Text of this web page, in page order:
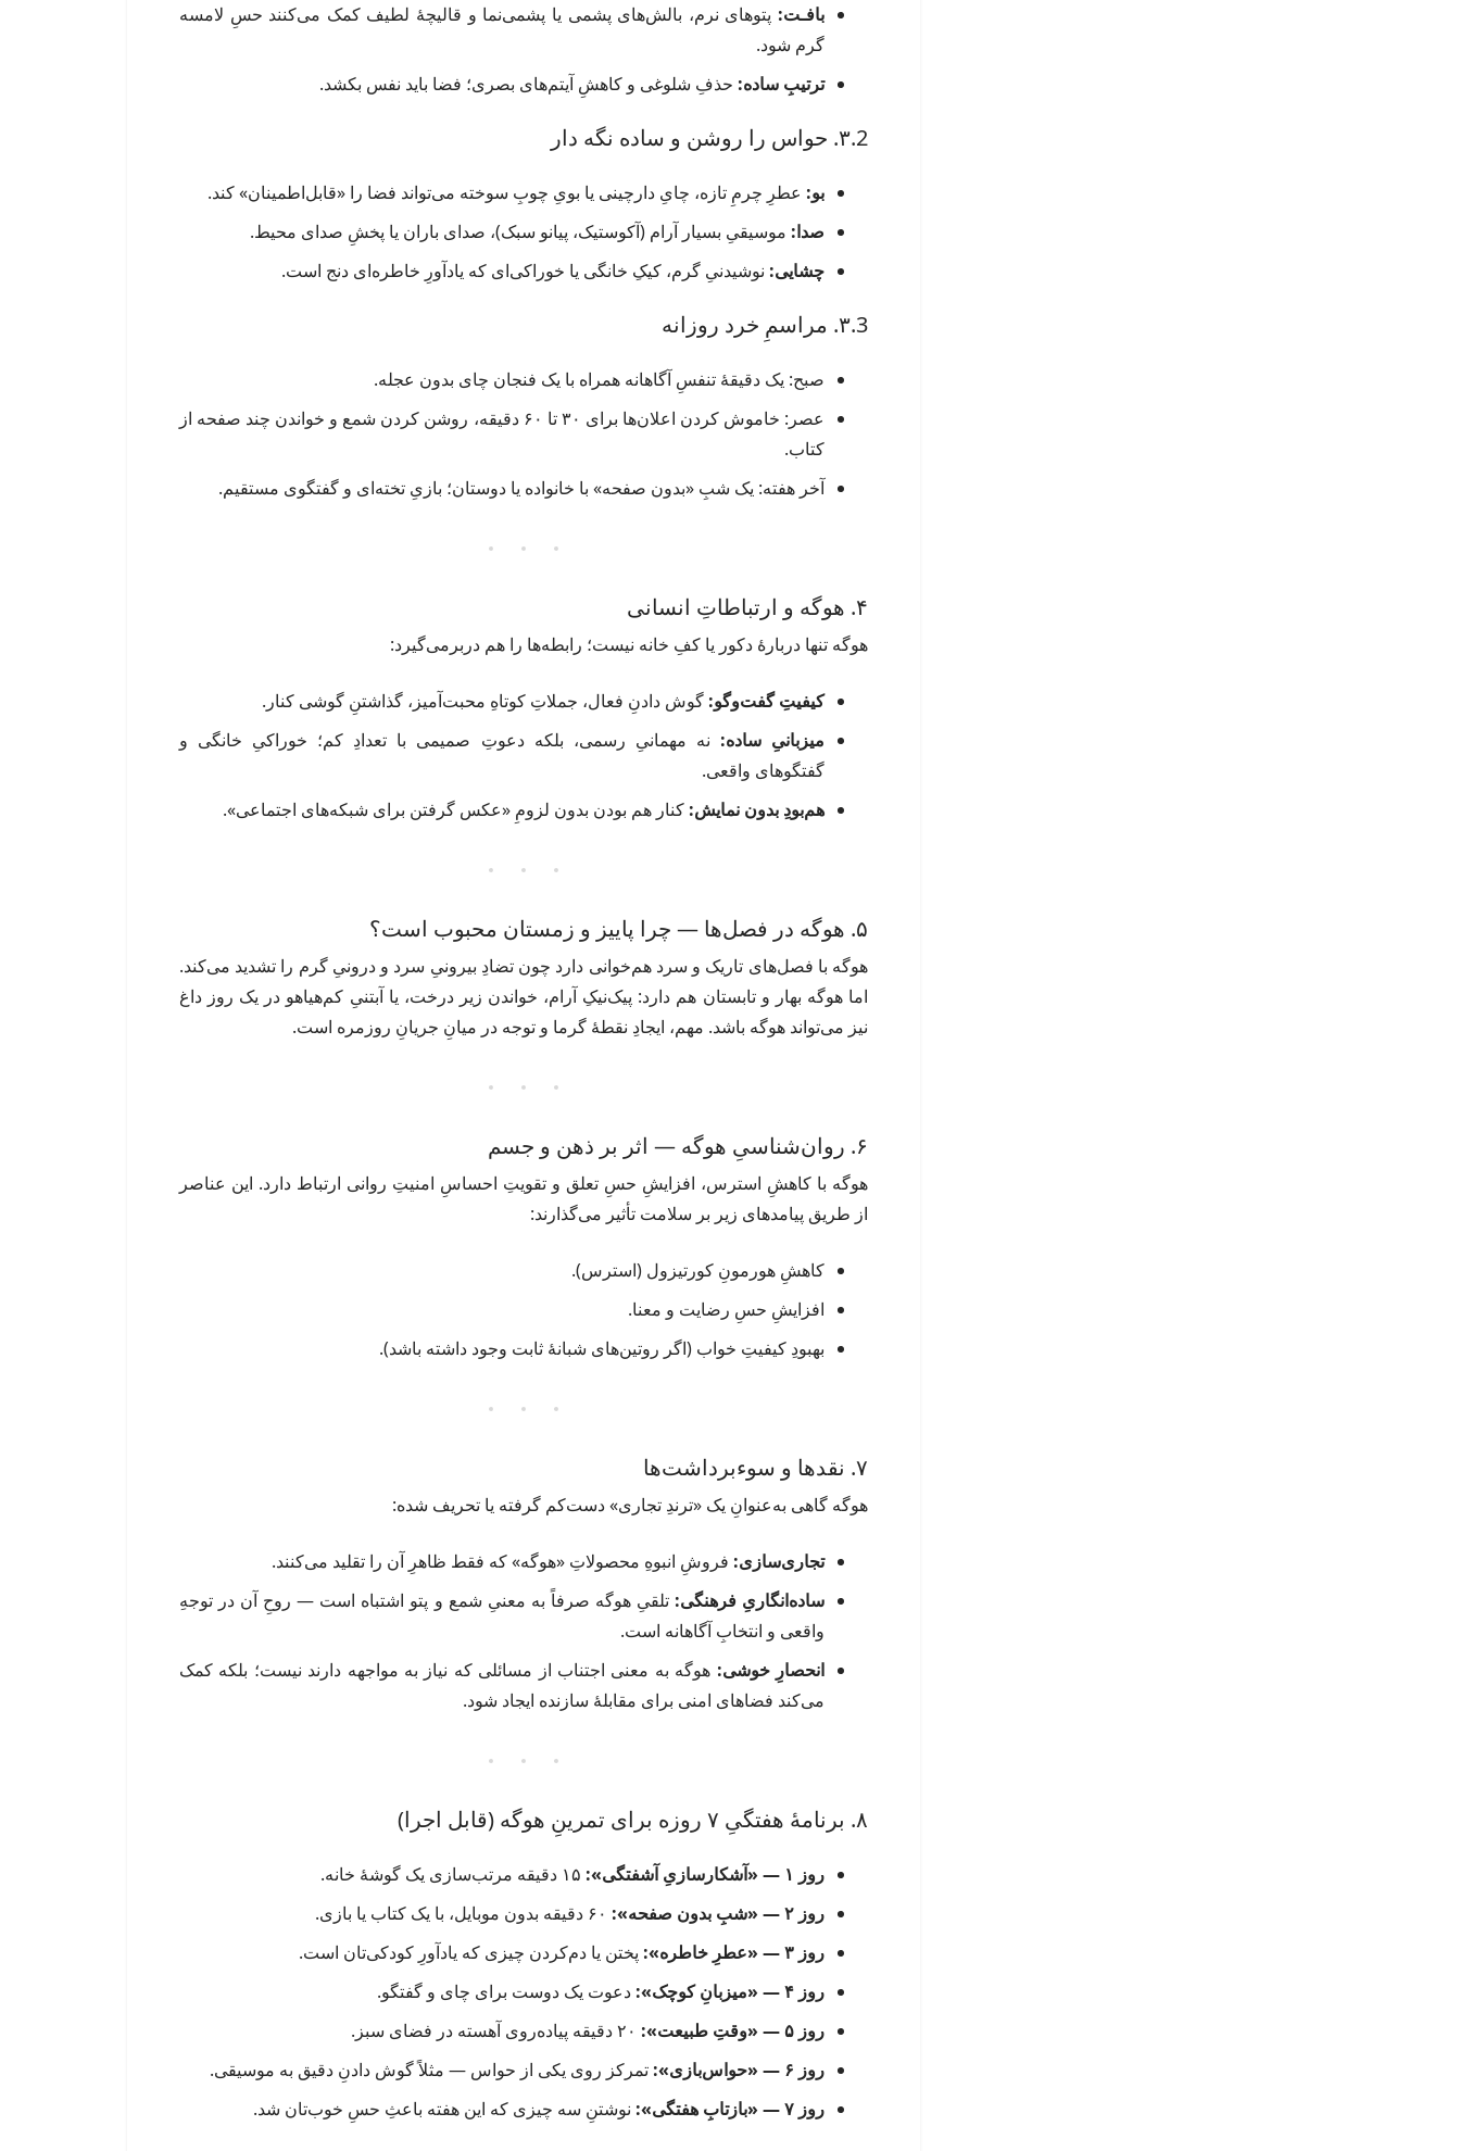
بافـت: پتوهای نرم، بالش‌های پشمی یا پشمی‌نما و قالیچهٔ لطیف کمک می‌کنند حسِ لامسه
گرم شود.
ترتیبِ ساده: حذفِ شلوغی و کاهشِ آیتم‌های بصری؛ فضا باید نفس بکشد.
۳.2. حواس را روشن و ساده نگه دار
بو: عطرِ چرمِ تازه، چایِ دارچینی یا بویِ چوبِ سوخته می‌تواند فضا را «قابل‌اطمینان» کند.
صدا: موسیقیِ بسیار آرام (آکوستیک، پیانو سبک)، صدای باران یا پخشِ صدای محیط.
چشایی: نوشیدنیِ گرم، کیکِ خانگی یا خوراکی‌ای که یادآورِ خاطره‌ای دنج است.
۳.3. مراسمِ خرد روزانه
صبح: یک دقیقهٔ تنفسِ آگاهانه همراه با یک فنجان چای بدون عجله.
عصر: خاموش کردن اعلان‌ها برای ۳۰ تا ۶۰ دقیقه، روشن کردن شمع و خواندن چند صفحه از
کتاب.
آخر هفته: یک شبِ «بدون صفحه» با خانواده یا دوستان؛ بازیِ تخته‌ای و گفتگوی مستقیم.
۴. هوگه و ارتباطاتِ انسانی
هوگه تنها دربارهٔ دکور یا کفِ خانه نیست؛ رابطه‌ها را هم دربرمی‌گیرد:
کیفیتِ گفت‌وگو: گوش دادنِ فعال، جملاتِ کوتاهِ محبت‌آمیز، گذاشتنِ گوشی کنار.
میزبانیِ ساده: نه مهمانیِ رسمی، بلکه دعوتِ صمیمی با تعدادِ کم؛ خوراکی‌ِ خانگی و
گفتگوهای واقعی.
هم‌بودِ بدون نمایش: کنار هم بودن بدون لزومِ «عکس گرفتن برای شبکه‌های اجتماعی».
۵. هوگه در فصل‌ها — چرا پاییز و زمستان محبوب است؟
هوگه با فصل‌های تاریک و سرد هم‌خوانی دارد چون تضادِ بیرونیِ سرد و درونیِ گرم را تشدید می‌کند.
اما هوگه بهار و تابستان هم دارد: پیک‌نیکِ آرام، خواندن زیر درخت، یا آبتنیِ کم‌هیاهو در یک روز داغ
نیز می‌تواند هوگه باشد. مهم، ایجادِ نقطهٔ گرما و توجه در میانِ جریانِ روزمره است.
۶. روان‌شناسیِ هوگه — اثر بر ذهن و جسم
هوگه با کاهشِ استرس، افزایشِ حسِ تعلق و تقویتِ احساسِ امنیتِ روانی ارتباط دارد. این عناصر
از طریق پیامدهای زیر بر سلامت تأثیر می‌گذارند:
کاهشِ هورمونِ کورتیزول (استرس).
افزایشِ حسِ رضایت و معنا.
بهبودِ کیفیتِ خواب (اگر روتین‌های شبانهٔ ثابت وجود داشته باشد).
۷. نقدها و سوءبرداشت‌ها
هوگه گاهی به‌عنوانِ یک «ترندِ تجاری» دست‌کم گرفته یا تحریف شده:
تجاری‌سازی: فروشِ انبوهِ محصولاتِ «هوگه» که فقط ظاهرِ آن را تقلید می‌کنند.
ساده‌انگاریِ فرهنگی: تلقیِ هوگه صرفاً به معنیِ شمع و پتو اشتباه است — روحِ آن در توجهِ
واقعی و انتخابِ آگاهانه است.
انحصارِ خوشی: هوگه به معنی اجتناب از مسائلی که نیاز به مواجهه دارند نیست؛ بلکه کمک
می‌کند فضاهای امنی برای مقابلهٔ سازنده ایجاد شود.
۸. برنامهٔ هفتگیِ ۷ روزه برای تمرینِ هوگه (قابل اجرا)
روز ۱ — «آشکارسازیِ آشفتگی»:
روز ۲ — «شبِ بدون صفحه»:
روز ۳ — «عطرِ خاطره»:
پختن یا دم‌کردن چیزی که یادآورِ کودکی‌تان است.
روز ۴ — «میزبانِ کوچک»:
دعوت یک دوست برای چای و گفتگو.
روز ۵ — «وقتِ طبیعت»:
روز ۶ — «حواس‌بازی»:
تمرکز روی یکی از حواس — مثلاً گوش دادنِ دقیق به موسیقی.
روز ۷ — «بازتابِ هفتگی»:
نوشتنِ سه چیزی که این هفته باعثِ حسِ خوب‌تان شد.